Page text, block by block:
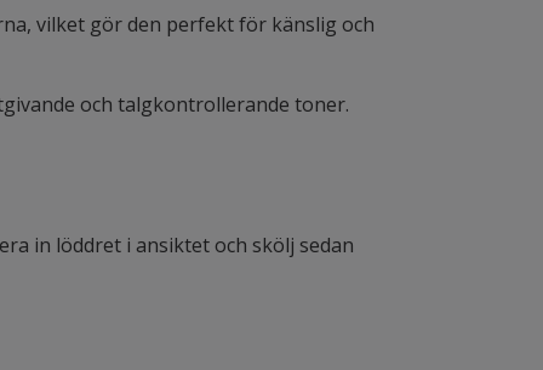
vilket gör den perfekt för känslig och
och talgkontrollerande toner.
in löddret i ansiktet och skölj sedan